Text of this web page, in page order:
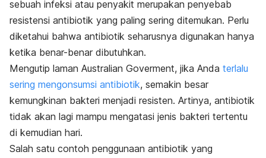
sebuah infeksi atau penyakit merupakan penyebab
resistensi antibiotik yang paling sering ditemukan. Perlu
diketahui bahwa antibiotik seharusnya digunakan hanya
ketika benar-benar dibutuhkan.
Mengutip laman Australian Goverment, jika Anda terlalu
sering mengonsumsi antibiotik, semakin besar
kemungkinan bakteri menjadi resisten. Artinya, antibiotik
tidak akan lagi mampu mengatasi jenis bakteri tertentu
di kemudian hari.
Salah satu contoh penggunaan antibiotik yang